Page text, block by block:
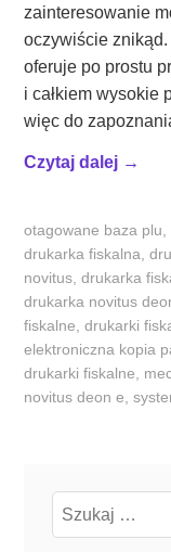
zainteresowanie
oczywiście
oferuje po prostu
i całkiem wysokie
więc do
Czytaj dalej „
e
c
y
d
u
j
p
→
otagowane baza plu
drukarka fiskalna ,
novitus ,drukarka
drukarka novitus
fiskalne ,drukarki
elektroniczna kopia
drukarki fiskalne
novitus deon e ,
Szukaj: